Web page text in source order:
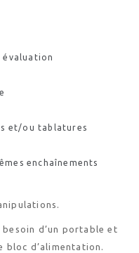
évaluation
et/ou tablatures
enchaînements
d’un portable et
bloc d’alimentation.